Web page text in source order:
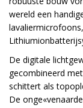
wereld een
De digitale
gecombineerd
schittert als
De